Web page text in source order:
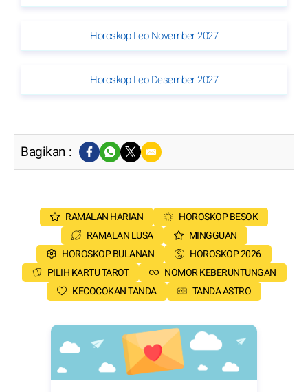
Horoskop Leo November 2027
Horoskop Leo Desember 2027
Bagikan :
RAMALAN HARIAN
HOROSKOP BESOK
RAMALAN LUSA
MINGGUAN
HOROSKOP BULANAN
HOROSKOP 2026
PILIH KARTU TAROT
NOMOR KEBERUNTUNGAN
KECOCOKAN TANDA
TANDA ASTRO